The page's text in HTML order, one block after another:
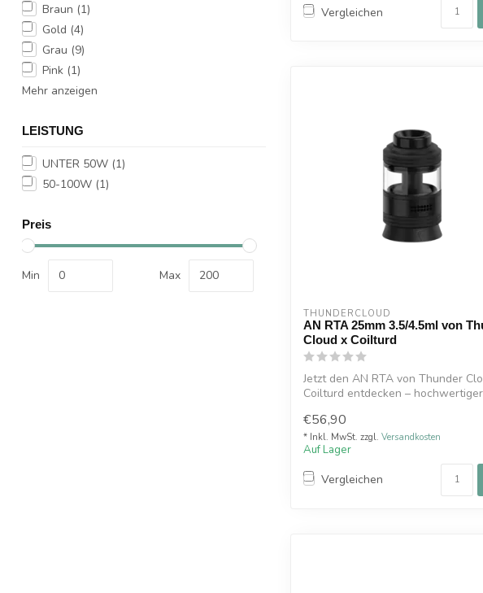
Braun (1)
Gold (4)
Grau (9)
Pink (1)
Mehr anzeigen
LEISTUNG
UNTER 50W (1)
50-100W (1)
Preis
Min Max
Vergleichen
THUNDERCLOUD
AN RTA 25mm 3.5/4.5ml von
Cloud x Coilturd
Jetzt den AN RTA von Thunder
Coilturd entdecken –
€56,90
* Inkl. MwSt. zzgl. Versandkosten
Auf Lager
Vergleichen